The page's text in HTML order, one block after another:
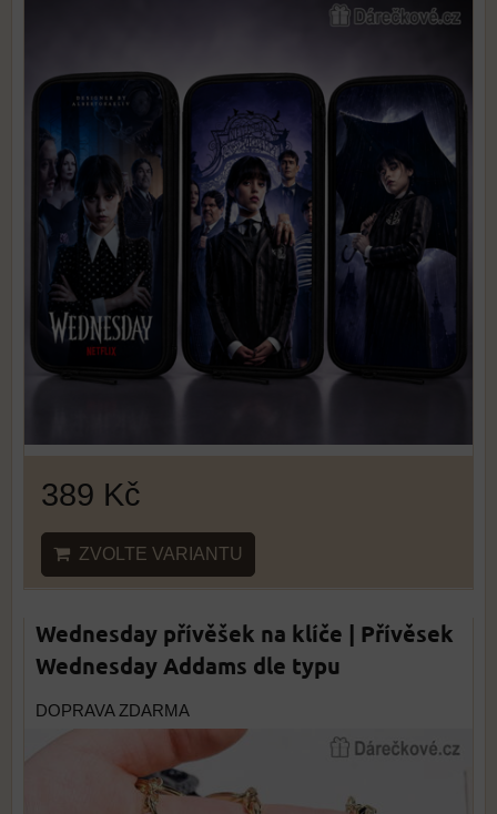
389 Kč
ZVOLTE VARIANTU
Wednesday přívěšek na klíče | Přívěsek
Wednesday Addams dle typu
DOPRAVA ZDARMA